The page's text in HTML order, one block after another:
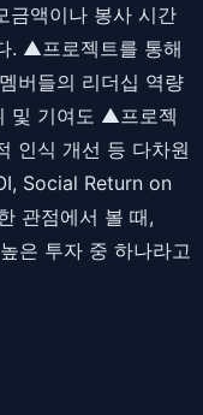
금액이나 봉사 시간
. ▲프로젝트를 통해
버들의 리더십 역량
및 기여도 ▲프로젝
인식 개선 등 다차원
Social Return on
관점에서 볼 때,
은 투자 중 하나라고